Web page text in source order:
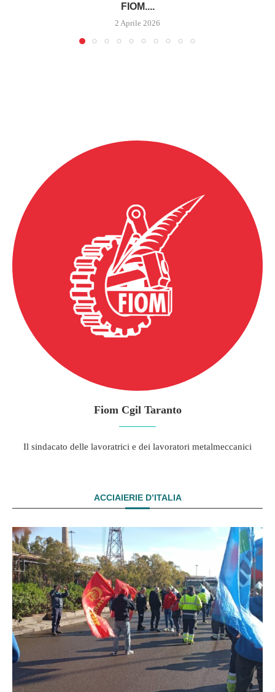
FIOM....
2 Aprile 2026
Fiom Cgil Taranto
Il sindacato delle lavoratrici e dei lavoratori metalmeccanici
ACCIAIERIE D’ITALIA